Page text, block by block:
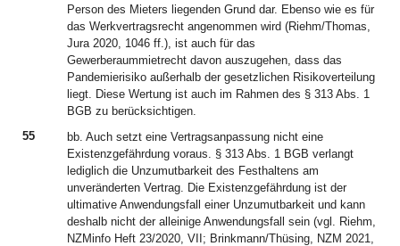
Person des Mieters liegenden Grund dar. Ebenso wie es für
das Werkvertragsrecht angenommen wird (Riehm/Thomas,
Jura 2020, 1046 ff.), ist auch für das
Gewerberaummietrecht davon auszugehen, dass das
Pandemierisiko außerhalb der gesetzlichen Risikoverteilung
liegt. Diese Wertung ist auch im Rahmen des § 313 Abs. 1
BGB zu berücksichtigen.
55
bb. Auch setzt eine Vertragsanpassung nicht eine
Existenzgefährdung voraus. § 313 Abs. 1 BGB verlangt
lediglich die Unzumutbarkeit des Festhaltens am
unveränderten Vertrag. Die Existenzgefährdung ist der
ultimative Anwendungsfall einer Unzumutbarkeit und kann
deshalb nicht der alleinige Anwendungsfall sein (vgl. Riehm,
NZMinfo Heft 23/2020, VII; Brinkmann/Thüsing, NZM 2021,